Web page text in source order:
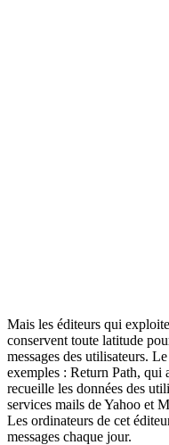
Mais les éditeurs qui
conservent toute latitude
messages des utilisateurs. Le
exemples : Return Path, qui
recueille les données des
services mails de Yahoo et
Les ordinateurs de cet
messages chaque jour.